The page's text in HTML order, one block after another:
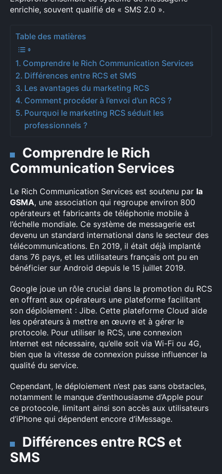
enrichie, souvent qualifié de « SMS 2.0 ».
Table des matières
Comprendre le Rich Communication Services
Différences entre RCS et SMS
Les avantages du marketing RCS
Comment procéder à l’envoi d’un RCS ?
Pourquoi le marketing RCS séduit les
professionnels ?
Comprendre le Rich
Communication Services
Le Rich Communication Services est soutenu par la
GSMA, une association qui regroupe environ 800
opérateurs et fabricants de téléphonie mobile à
l’échelle mondiale. Ce système de messagerie est
devenu un standard international dans le secteur des
télécommunications. En 2019, il était déjà implanté
dans 76 pays, et les utilisateurs français ont pu en
bénéficier sur Android depuis le 15 juillet 2019.
Google joue un rôle crucial dans la promotion du RCS
en offrant aux opérateurs une plateforme facilitant
son déploiement : Jibe. Cette plateforme Cloud aide
les opérateurs à mettre en œuvre et à gérer le
protocole. Pour utiliser le RCS, une connexion
Internet est nécessaire, qu’elle soit via Wi-Fi ou 4G,
bien que la vitesse de connexion puisse influencer la
qualité du service.
Cependant, le déploiement n’est pas sans obstacles,
notamment le manque d’enthousiasme d’Apple pour
ce protocole, limitant ainsi son accès aux utilisateurs
d’iPhone qui dépendent encore d’iMessage.
Différences entre RCS et
SMS